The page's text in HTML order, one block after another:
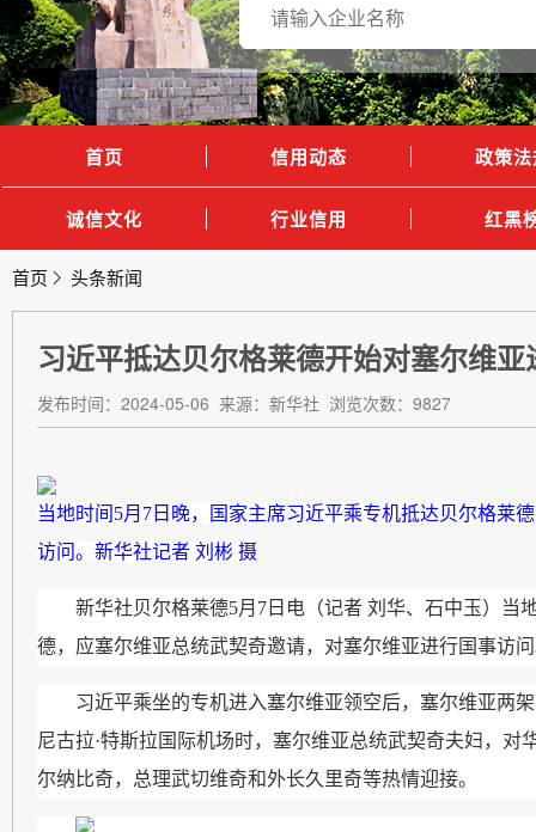
首页 信用动态 政策
诚信文化 行业信用 红黑
首页 头条新闻
习近平抵达贝尔格莱德开始对塞尔维
发布时间：2024-05-06 来源：新华社 浏览次数：9827
当地时间5月7日晚，国家主席习近平乘专机抵达贝尔格莱
访问。新华社记者 刘彬 摄
新华社贝尔格莱德5月7日电（记者 刘华、石中玉）当
德，应塞尔维亚总统武契奇邀请，对塞尔维亚进行国事访
习近平乘坐的专机进入塞尔维亚领空后，塞尔维亚两
尼古拉·特斯拉国际机场时，塞尔维亚总统武契奇夫妇，
尔纳比奇，总理武切维奇和外长久里奇等热情迎接。